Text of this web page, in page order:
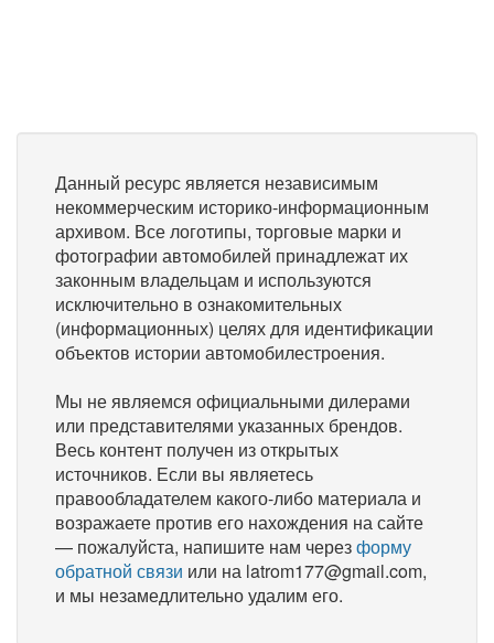
Данный ресурс является независимым
некоммерческим историко-информационным
архивом. Все логотипы, торговые марки и
фотографии автомобилей принадлежат их
законным владельцам и используются
исключительно в ознакомительных
(информационных) целях для идентификации
объектов истории автомобилестроения.
Мы не являемся официальными дилерами
или представителями указанных брендов.
Весь контент получен из открытых
источников. Если вы являетесь
правообладателем какого-либо материала и
возражаете против его нахождения на сайте
— пожалуйста, напишите нам черезформу
обратной связи или на latrom177@gmail.com,
и мы незамедлительно удалим его.